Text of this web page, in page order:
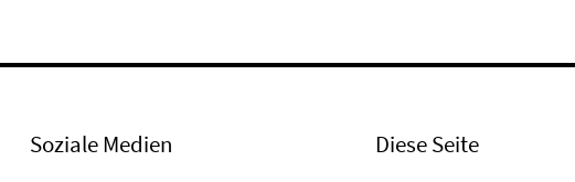
Soziale Medien Diese Seite